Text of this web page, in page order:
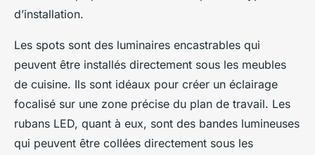
d’installation.
Les spots sont des luminaires encastrables qui
peuvent être installés directement sous les meubles
de cuisine. Ils sont idéaux pour créer un éclairage
focalisé sur une zone précise du plan de travail. Les
rubans LED, quant à eux, sont des bandes lumineuses
qui peuvent être collées directement sous les